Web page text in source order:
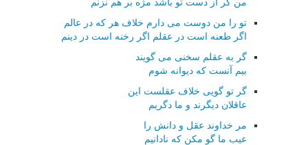
تو را من دوست می دارم خلاف هر که در عالم
اگر طعنه است در عقلم اگر رخنه است در دینم
گر به عقلم سخنی می گویند
بیم آنست که دیوانه شوم
گر تو گویی خلاف عقلست این
عاقلان دیگرند و ما دگریم
مر خداوند عقل و دانش را
عیب ما گو مکن که نادانیم